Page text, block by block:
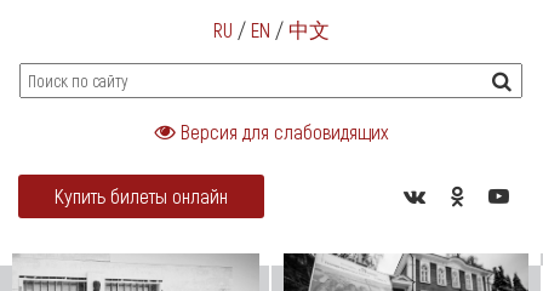
RU / EN / 中文
Версия для слабовидящих
Купить билеты онлайн